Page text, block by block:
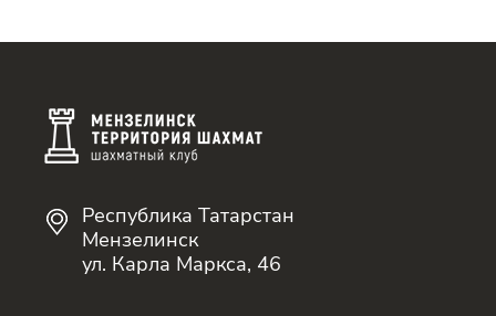
Республика Татарстан
Мензелинск
ул. Карла Маркса, 46